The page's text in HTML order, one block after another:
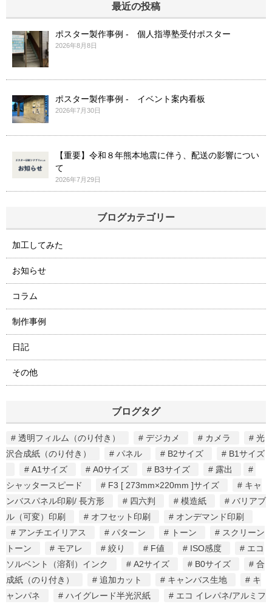
最近の投稿
ポスター製作事例 - 個人指導塾受付ポスター
2026年8月8日
ポスター製作事例 - イベント案内看板
2026年7月30日
【重要】令和８年熊本地震に伴う、配送の影響につい
て
2026年7月29日
ブログカテゴリー
加工してみた
お知らせ
コラム
制作事例
日記
その他
ブログタグ
透明フィルム（のり付き） デジカメ カメラ
光
沢合成紙（のり付き）
パネル B2サイズ
B1サイズ
A1サイズ
A0サイズ B3サイズ
露出
シャッタースピード
F3 [ 273mm×220mm ]サイズ
キャ
ンバスパネル印刷/ 長方形
四六判 模造紙
バリアブ
ル（可変）印刷
オフセット印刷
オンデマンド印刷
アンチエイリアス
パターン トーン
スクリーン
トーン
モアレ 絞り F値 ISO感度
エコ
ソルベント（溶剤）インク
A2サイズ B0サイズ
合
成紙（のり付き）
追加カット キャンバス生地
キ
ャンパネ
ハイグレード半光沢紙 エコ イレパネ/アルミフ